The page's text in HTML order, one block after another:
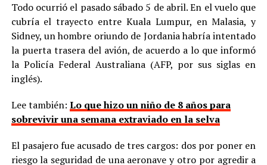
Todo ocurrió el pasado sábado 5 de abril. En el vuelo que
cubría el trayecto entre Kuala Lumpur, en Malasia, y
Sidney, un hombre oriundo de Jordania habría intentado
la puerta trasera del avión, de acuerdo a lo que informó
la Policía Federal Australiana (AFP, por sus siglas en
inglés).
Lee también: Lo que hizo un niño de 8 años para
sobrevivir una semana extraviado en la selva
El pasajero fue acusado de tres cargos: dos por poner en
riesgo la seguridad de una aeronave y otro por agredir a